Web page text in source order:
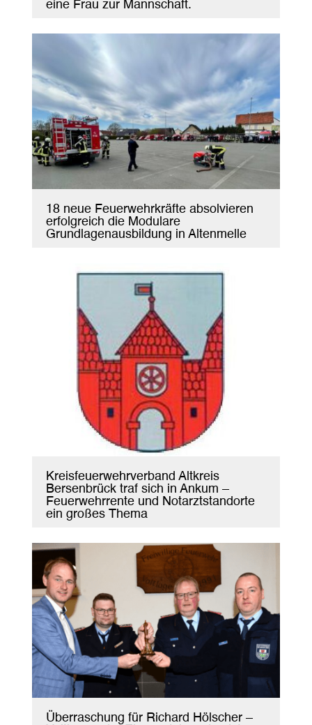
eine Frau zur Mannschaft.
18 neue Feuerwehrkräfte absolvieren
erfolgreich die Modulare
Grundlagenausbildung in Altenmelle
Kreisfeuerwehrverband Altkreis
Bersenbrück traf sich in Ankum –
Feuerwehrrente und Notarztstandorte
ein großes Thema
Überraschung für Richard Hölscher –